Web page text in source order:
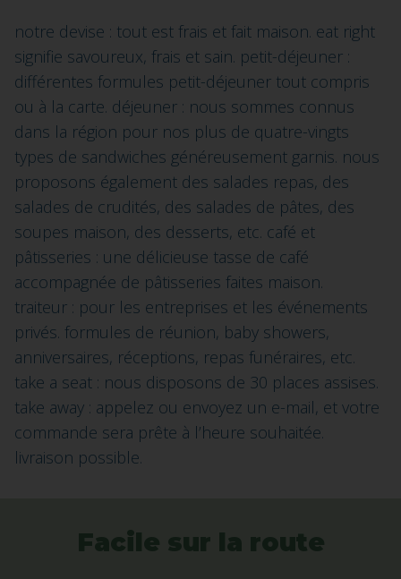
notre devise : tout est frais et fait maison. eat right
signifie savoureux, frais et sain. petit-déjeuner :
différentes formules petit-déjeuner tout compris
ou à la carte. déjeuner : nous sommes connus
dans la région pour nos plus de quatre-vingts
types de sandwiches généreusement garnis. nous
proposons également des salades repas, des
salades de crudités, des salades de pâtes, des
soupes maison, des desserts, etc. café et
pâtisseries : une délicieuse tasse de café
accompagnée de pâtisseries faites maison.
traiteur : pour les entreprises et les événements
privés. formules de réunion, baby showers,
anniversaires, réceptions, repas funéraires, etc.
take a seat : nous disposons de 30 places assises.
take away : appelez ou envoyez un e-mail, et votre
commande sera prête à l’heure souhaitée.
livraison possible.
Facile sur la route